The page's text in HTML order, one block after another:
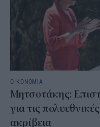
ΟΙΚΟΝΟΜΙΑ
Μητσοτάκης:
για τις
ακρίβεια